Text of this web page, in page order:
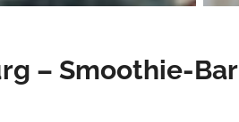
– Smoothie-Bar